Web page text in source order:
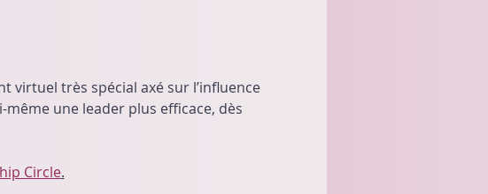
virtuel très spécial axé sur l’influence
une leader plus efficace, dès
Circle.